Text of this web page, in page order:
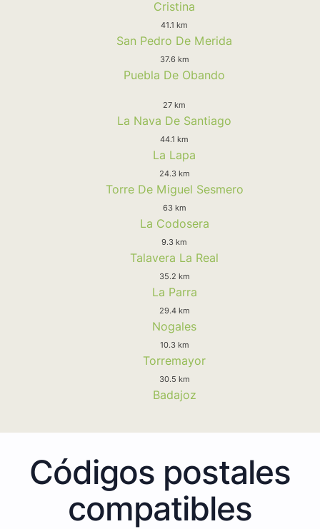
Cristina
41.1 km
San Pedro De Merida
37.6 km
Puebla De Obando
27 km
La Nava De Santiago
44.1 km
La Lapa
24.3 km
Torre De Miguel Sesmero
63 km
La Codosera
9.3 km
Talavera La Real
35.2 km
La Parra
29.4 km
Nogales
10.3 km
Torremayor
30.5 km
Badajoz
Códigos postales
compatibles